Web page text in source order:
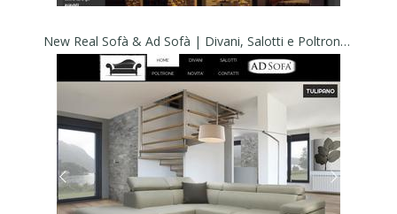
New Real Sofà & Ad Sofà | Divani, Salotti e Poltrone di qualità